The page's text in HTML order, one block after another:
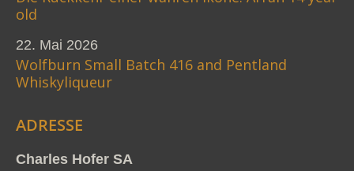
old
22. Mai 2026
Wolfburn Small Batch 416 and Pentland
Whiskyliqueur
ADRESSE
Charles Hofer SA